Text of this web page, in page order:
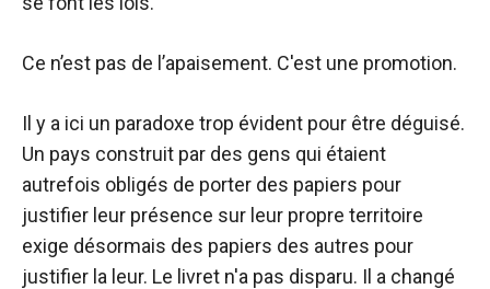
Ce n’est pas de l’apaisement. C'est une promotion.
Il y a ici un paradoxe trop évident pour être déguisé.
Un pays construit par des gens qui étaient
autrefois obligés de porter des papiers pour
justifier leur présence sur leur propre territoire
exige désormais des papiers des autres pour
justifier la leur. Le livret n'a pas disparu. Il a changé